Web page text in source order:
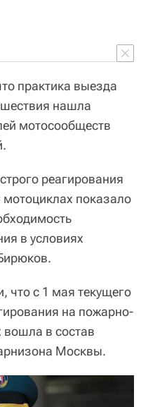
практика выезда
нашла
мотосообществ
реагирования
показало
в условиях
что с 1 мая текущего
на пожарно-
вошла в состав
Москвы.